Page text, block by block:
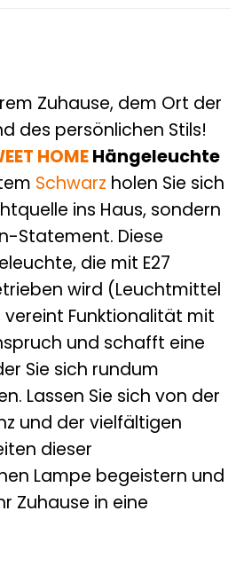
Zuhause, dem Ort der
des persönlichen Stils!
HOMEHängeleuchte
Schwarz holen Sie sich
ins Haus, sondern
Statement. Diese
die mit E27
wird (Leuchtmittel
Funktionalität mit
und schafft eine
Sie sich rundum
Lassen Sie sich von der
und der vielfältigen
dieser
Lampe begeistern und
Zuhause in eine